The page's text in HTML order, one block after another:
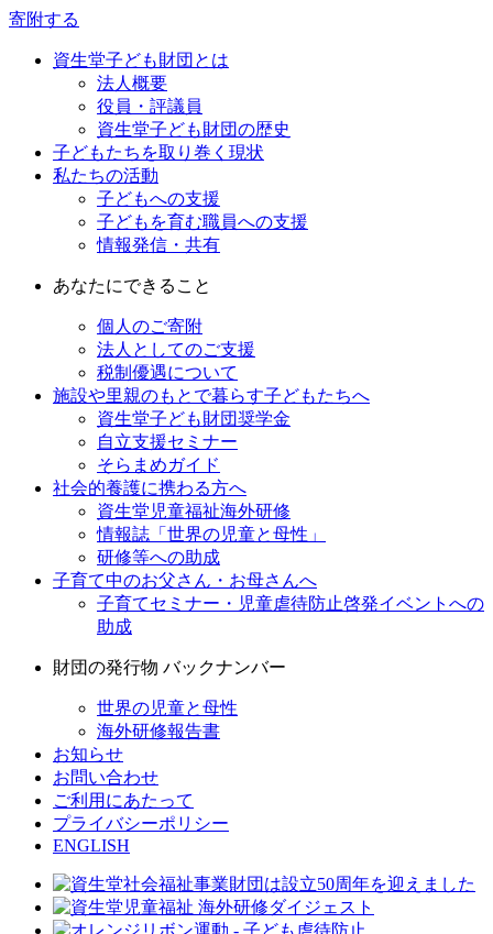
寄附する
資生堂子ども財団とは
法人概要
役員・評議員
資生堂子ども財団の歴史
子どもたちを取り巻く現状
私たちの活動
子どもへの支援
子どもを育む職員への支援
情報発信・共有
あなたにできること
個人のご寄附
法人としてのご支援
税制優遇について
施設や里親のもとで暮らす子どもたちへ
資生堂子ども財団奨学金
自立支援セミナー
そらまめガイド
社会的養護に携わる方へ
資生堂児童福祉海外研修
情報誌「世界の児童と母性」
研修等への助成
子育て中のお父さん・お母さんへ
子育てセミナー・児童虐待防止啓発イベントへの
助成
財団の発行物 バックナンバー
世界の児童と母性
海外研修報告書
お知らせ
お問い合わせ
ご利用にあたって
プライバシーポリシー
ENGLISH